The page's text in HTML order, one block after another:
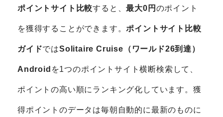
ポイントサイト比較すると、最大0円 のポイント
を獲得することができます。ポイントサイト比較
ガイドではSolitaire Cruise（ワールド26到達）
Android を1つのポイントサイト横断検索して、
ポイントの高い順にランキング化しています。獲
得ポイントのデータは毎朝自動的に最新のものに